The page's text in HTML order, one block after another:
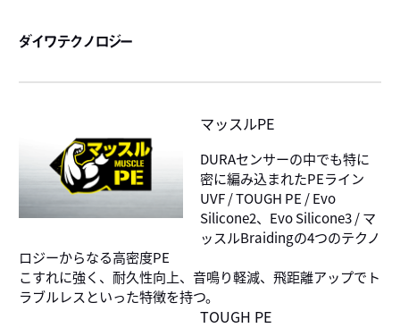
ダイワテクノロジー
マッスルPE
DURAセンサーの中でも特に
密に編み込まれたPEライン
UVF / TOUGH PE / Evo
Silicone2、Evo Silicone3 / マ
ッスルBraidingの4つのテクノ
ロジーからなる高密度PE
こすれに強く、耐久性向上、音鳴り軽減、飛距離アップでト
ラブルレスといった特徴を持つ。
TOUGH PE